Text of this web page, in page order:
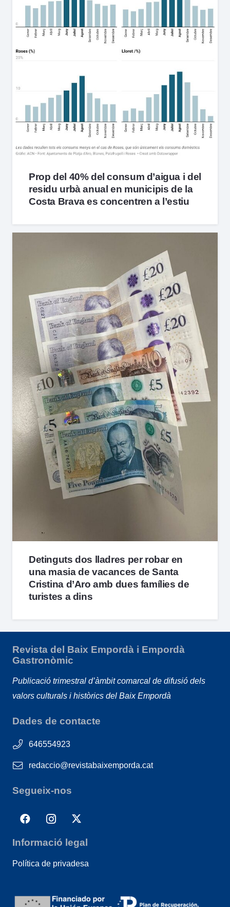
Prop del 40% del consum d’aigua i del
residu urbà anual en municipis de la
Costa Brava es concentren a l’estiu
Detinguts dos lladres per robar en
una masia de vacances de Santa
Cristina d’Aro amb dues famílies de
turistes a dins
Revista del Baix Empordà i Empordà
Gastronòmic
Publicació trimestral d’àmbit comarcal de difusió dels
valors culturals i històrics del Baix Empordà
Dades de contacte
646554923
redaccio@revistabaixemporda.cat
Segueix-nos
Informació legal
Política de privadesa